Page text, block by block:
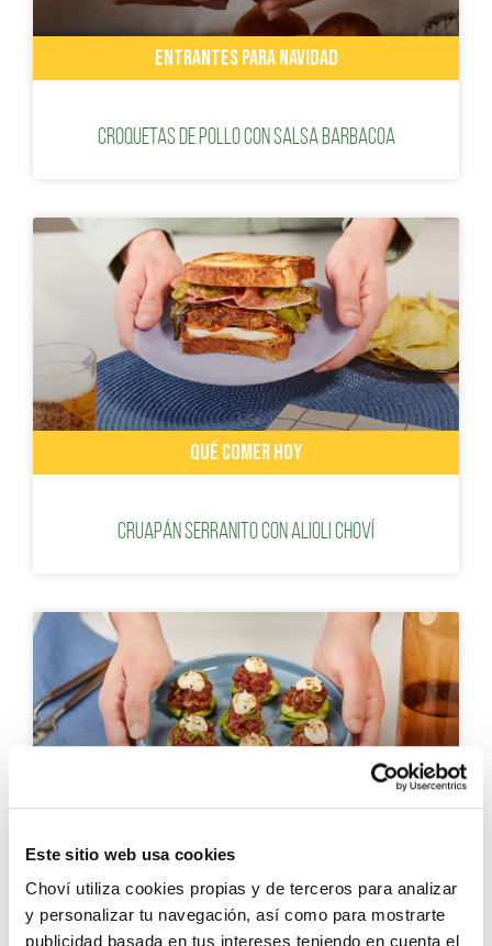
Este sitio web usa cookies
Choví utiliza cookies propias y de terceros para analizar
y personalizar tu navegación, así como para mostrarte
publicidad basada en tus intereses teniendo en cuenta el
ENTRANTES PARA NAVIDAD
Croquetas de pollo con salsa barbacoa
QUÉ COMER HOY
Cruapán Serranito con Alioli Choví
ENTRANTES PARA NAVIDAD
BITES DE PEPINO CON SPICY TUNA Y AJONESA TOSTADA